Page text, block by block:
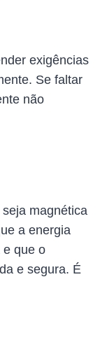
exigências
Se faltar
não
magnética
a energia
e que o
e segura. É